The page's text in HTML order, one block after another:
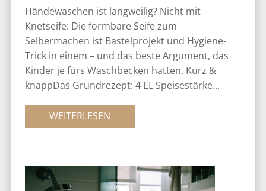
Händewaschen ist langweilig? Nicht mit
Knetseife: Die formbare Seife zum
Selbermachen ist Bastelprojekt und Hygiene-
Trick in einem – und das beste Argument, das
Kinder je fürs Waschbecken hatten. Kurz &
knappDas Grundrezept: 4 EL Speisestärke...
WEITERLESEN